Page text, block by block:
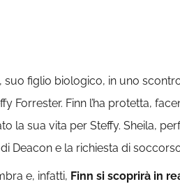
suo figlio biologico, in uno
Forrester. Finn l’ha protetta,
la sua vita per Steffy. Sheila,
Deacon e la richiesta di
e, infatti, Finn si scoprirà in